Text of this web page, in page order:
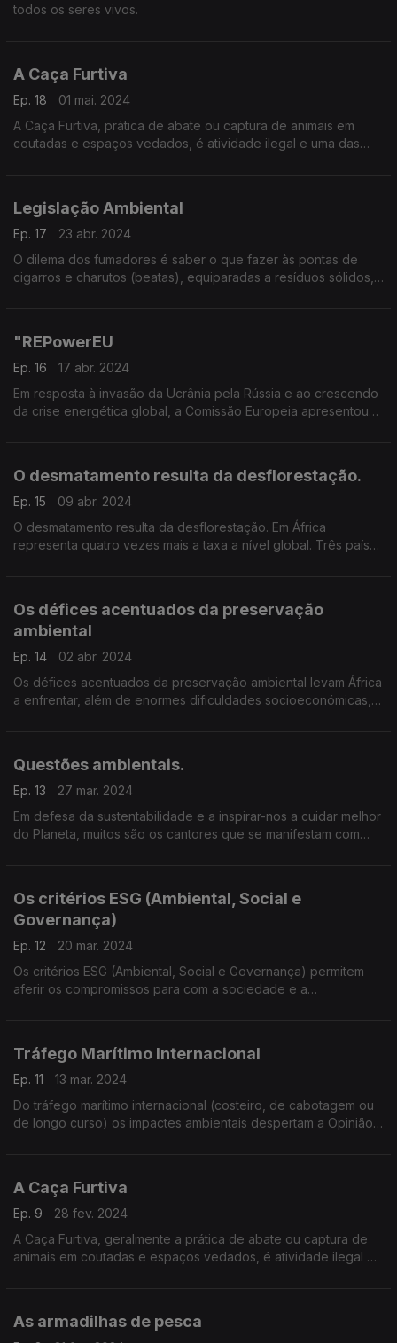
todos os seres vivos.
A Caça Furtiva
Ep. 18
01 mai. 2024
A Caça Furtiva, prática de abate ou captura de animais em
coutadas e espaços vedados, é atividade ilegal e uma das
Legislação Ambiental
Ep. 17
23 abr. 2024
O dilema dos fumadores é saber o que fazer às pontas de
cigarros e charutos (beatas), equiparadas a resíduos sólidos,
"REPowerEU
Ep. 16
17 abr. 2024
Em resposta à invasão da Ucrânia pela Rússia e ao crescendo
da crise energética global, a Comissão Europeia apresentou
O desmatamento resulta da desflorestação.
Ep. 15
09 abr. 2024
O desmatamento resulta da desflorestação. Em África
representa quatro vezes mais a taxa a nível global. Três países
Os défices acentuados da preservação
ambiental
Ep. 14
02 abr. 2024
Os défices acentuados da preservação ambiental levam África
a enfrentar, além de enormes dificuldades socioeconómicas,
Questões ambientais.
Ep. 13
27 mar. 2024
Em defesa da sustentabilidade e a inspirar-nos a cuidar melhor
do Planeta, muitos são os cantores que se manifestam com
Os critérios ESG (Ambiental, Social e
Governança)
Ep. 12
20 mar. 2024
Os critérios ESG (Ambiental, Social e Governança) permitem
aferir os compromissos para com a sociedade e a
Tráfego Marítimo Internacional
Ep. 11
13 mar. 2024
Do tráfego marítimo internacional (costeiro, de cabotagem ou
de longo curso) os impactes ambientais despertam a Opinião
A Caça Furtiva
Ep. 9
28 fev. 2024
A Caça Furtiva, geralmente a prática de abate ou captura de
animais em coutadas e espaços vedados, é atividade ilegal e
As armadilhas de pesca